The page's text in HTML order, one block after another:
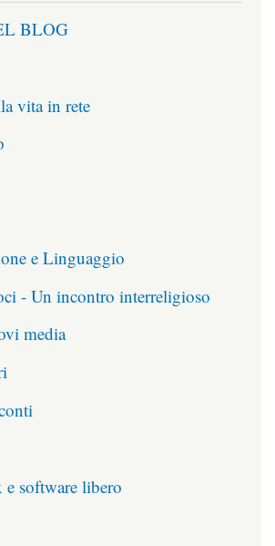
BLOG
vita in rete
e Linguaggio
- Un incontro interreligioso
media
software libero